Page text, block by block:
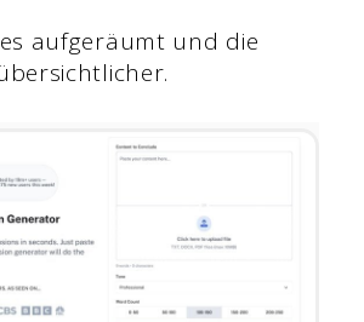
aufgeräumt und die